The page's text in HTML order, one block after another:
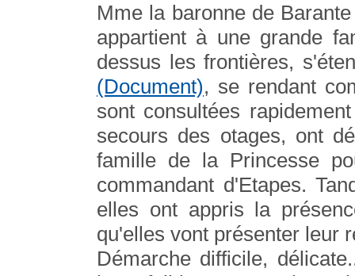
Mme la baronne de
appartient à une grande
dessus les frontières,
(Document), se rendant
sont consultées
secours des otages, ont
famille de la Princesse
commandant d'Etapes.
elles ont appris la
qu'elles vont présenter leur
Démarche difficile,